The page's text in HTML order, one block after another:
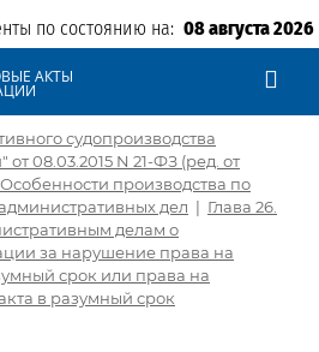
по состоянию на: 08 августа 2026
АКТЫ
судопроизводства
08.03.2015 N 21-ФЗ (ред. от
производства по
дел | Глава 26.
делам о
за нарушение права на
срок или права на
в разумный срок